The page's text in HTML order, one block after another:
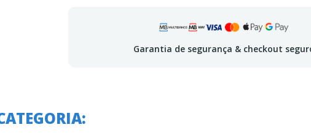
Garantia de segurança & checkout